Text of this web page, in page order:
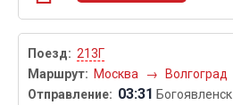
213Г
Москва
→ Волгоград
03:31 Богоявленск